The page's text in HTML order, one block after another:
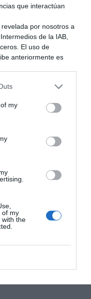
que interactúan
por nosotros a
de la IAB,
El uso de
anteriormente es
nuestra audiencia.
Política de
opción de
en cuenta que
de exclusión, es
basados en intereses
por nosotros o
antes de su
adicional de
terceros en la Lista de
my
of my
with the
pues a
HD
No sólo por
que parece
definición,
mientras
y las
Por
odisea
como